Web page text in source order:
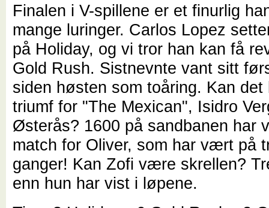
Finalen i V-spillene er et finurlig
mange luringer. Carlos Lopez
på Holiday, og vi tror han kan få
Gold Rush. Sistnevnte vant sitt
siden høsten som toåring. Kan det
triumf for "The Mexican", Isidro
Østerås? 1600 på sandbanen har
match for Oliver, som har vært på
ganger! Kan Zofi være skrellen?
enn hun har vist i løpene.